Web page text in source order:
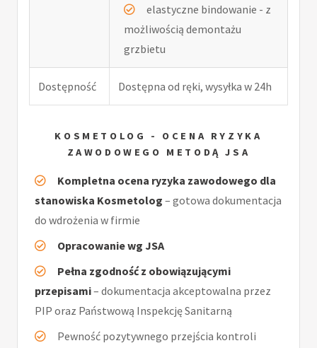
elastyczne bindowanie - z
możliwością demontażu
grzbietu
Dostępność Dostępna od ręki, wysyłka w 24h
KOSMETOLOG - OCENA RYZYKA
ZAWODOWEGO METODĄ JSA
Kompletna ocena ryzyka zawodowego dla
stanowiska Kosmetolog – gotowa dokumentacja
do wdrożenia w firmie
Opracowanie wg JSA
Pełna zgodność z obowiązującymi
przepisami– dokumentacja akceptowalna przez
PIP oraz Państwową Inspekcję Sanitarną
Pewność pozytywnego przejścia kontroli